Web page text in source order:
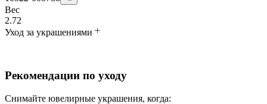
Вес
2.72
Уход за украшениями
Рекомендации по уходу
Снимайте ювелирные украшения, когда: